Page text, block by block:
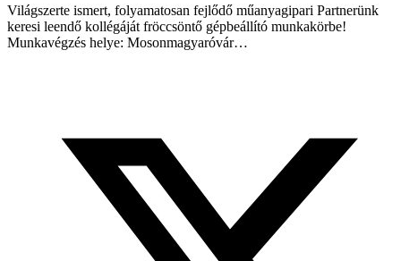
Világszerte ismert, folyamatosan fejlődő műanyagipari Partnerünk
keresi leendő kollégáját fröccsöntő gépbeállító munkakörbe!
Munkavégzés helye: Mosonmagyaróvár…